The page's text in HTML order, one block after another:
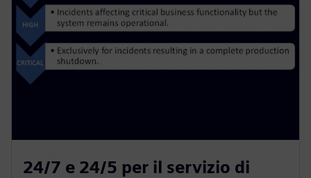
24/7 e 24/5 per il servizio di